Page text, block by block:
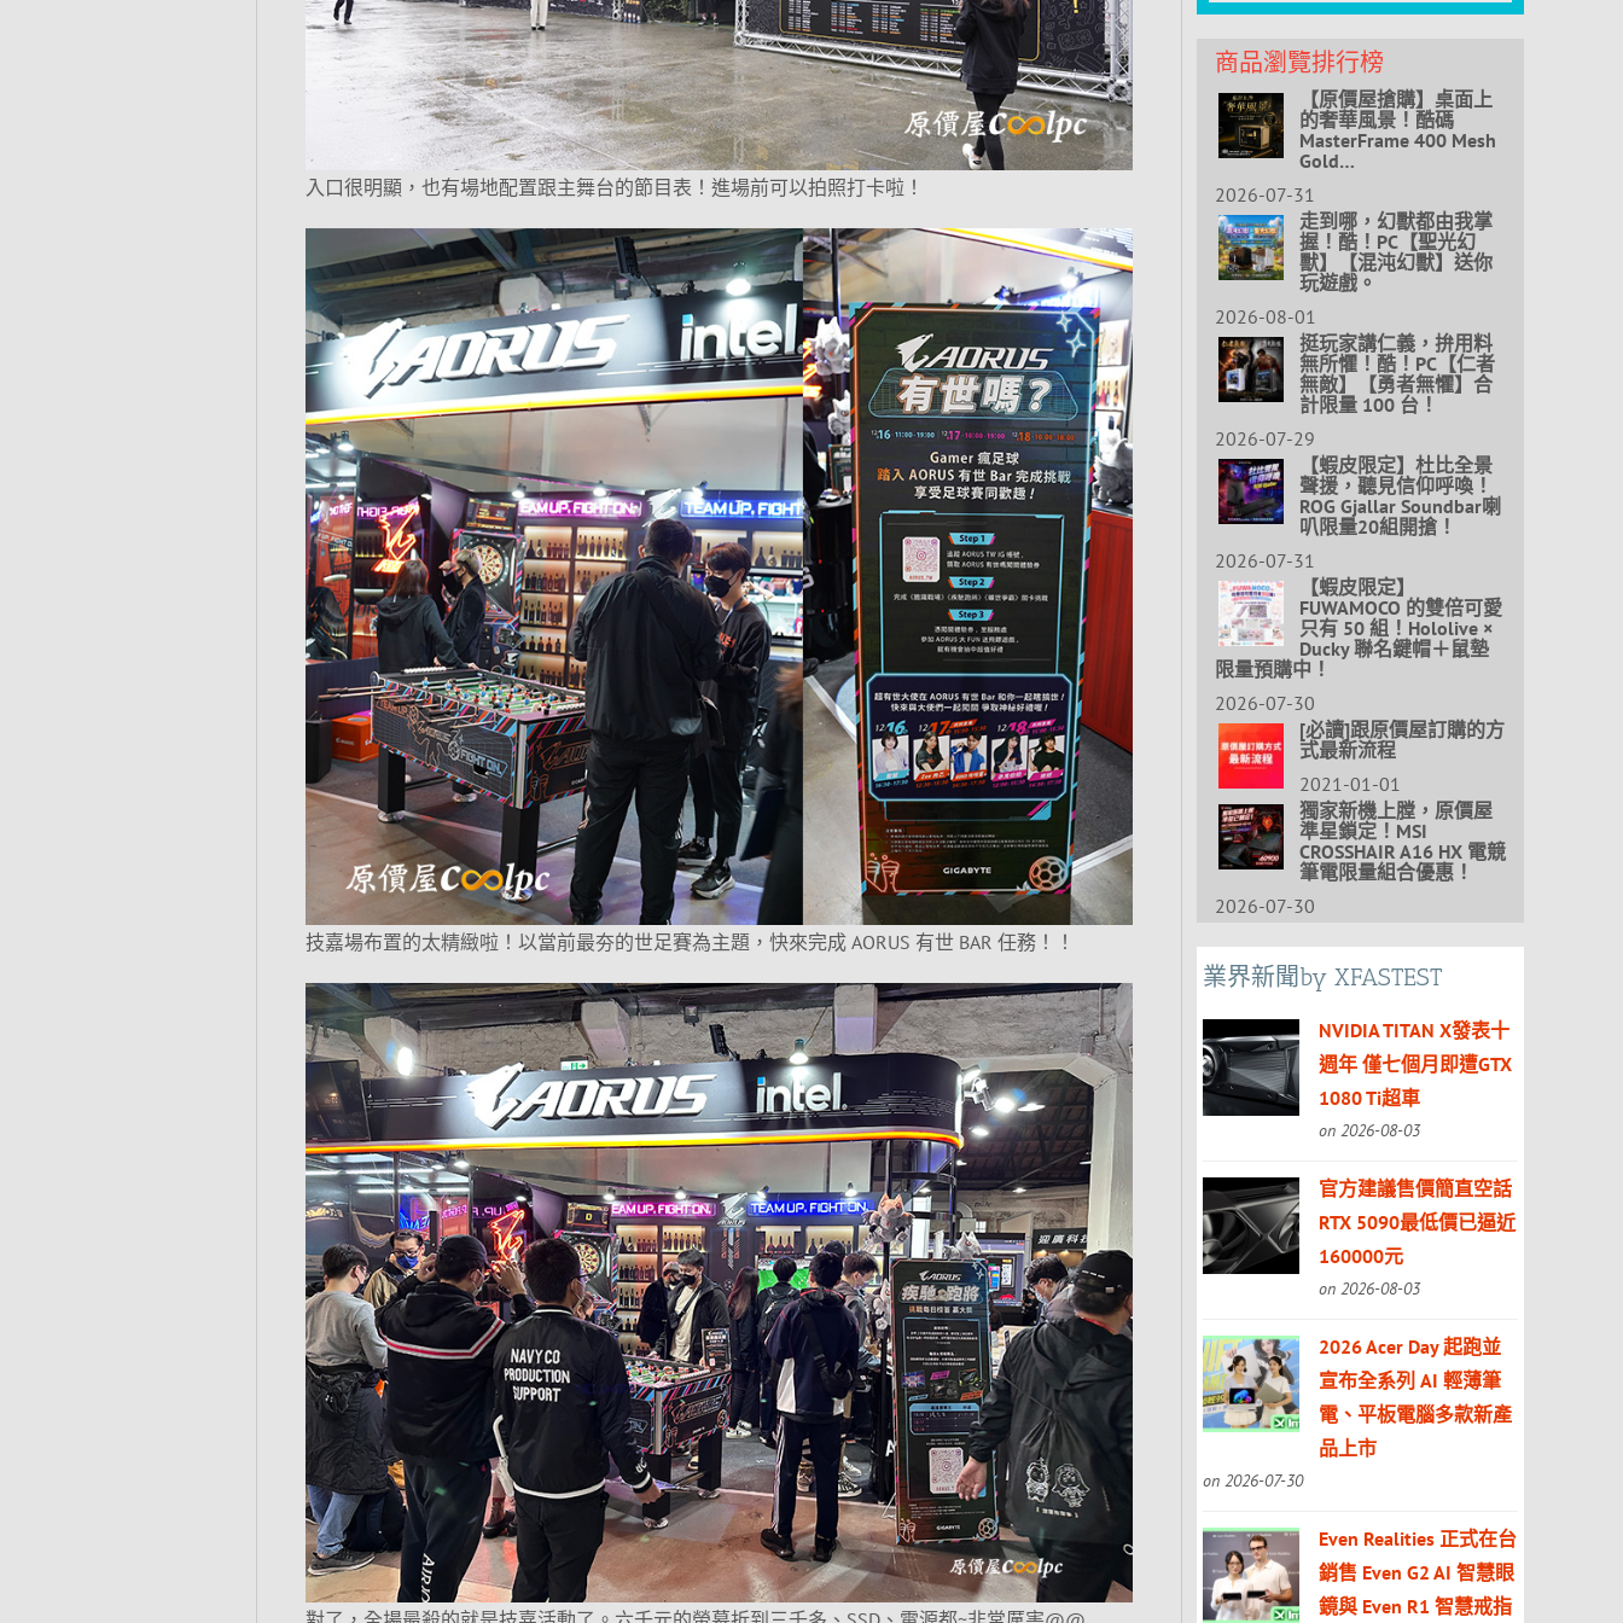
入口很明顯，也有場地配置跟主舞台的節目表！進場前可以拍照打卡啦！
技嘉場布置的太精緻啦！以當前最夯的世足賽為主題，快來完成 AORUS 有世 BAR 任務！！
商品瀏覽排行榜
【原價屋搶購】桌面上
的奢華風景！酷碼
MasterFrame 400 Mesh
Gold…
2026-07-31
走到哪，幻獸都由我掌
握！酷！PC【聖光幻
獸】【混沌幻獸】送你
玩遊戲。
2026-08-01
挺玩家講仁義，拚用料
無所懼！酷！PC【仁者
無敵】【勇者無懼】合
計限量 100 台！
2026-07-29
【蝦皮限定】杜比全景
聲援，聽見信仰呼喚！
ROG Gjallar Soundbar喇
叭限量20組開搶！
2026-07-31
【蝦皮限定】
FUWAMOCO 的雙倍可愛
只有 50 組！Hololive ×
Ducky 聯名鍵帽＋鼠墊
限量預購中！
2026-07-30
[必讀]跟原價屋訂購的方
式最新流程
2021-01-01
獨家新機上膛，原價屋
準星鎖定！MSI
CROSSHAIR A16 HX 電競
筆電限量組合優惠！
2026-07-30
業界新聞by XFASTEST
NVIDIA TITAN X發表十
週年 僅七個月即遭GTX
1080 Ti超車
on 2026-08-03
官方建議售價簡直空話
RTX 5090最低價已逼近
160000元
on 2026-08-03
2026 Acer Day 起跑並
宣布全系列 AI 輕薄筆
電、平板電腦多款新產
品上市
on 2026-07-30
Even Realities 正式在台
銷售 Even G2 AI 智慧眼
鏡與 Even R1 智慧戒指